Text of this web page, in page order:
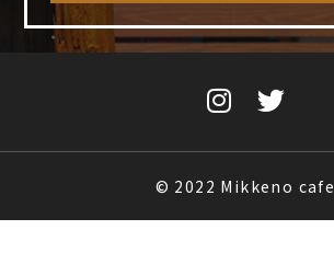
© 2022 Mikkeno cafe